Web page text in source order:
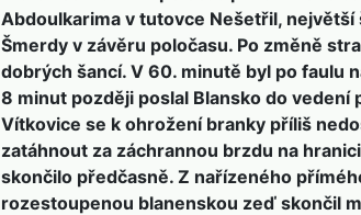
Abdoulkarima v tutovce Nešetřil, největší
Šmerdy v závěru poločasu. Po změně
dobrých šancí. V 60. minutě byl po faulu
8 minut později poslal Blansko do vedení
Vítkovice se k ohrožení branky příliš
zatáhnout za záchrannou brzdu na
skončilo předčasně. Z nařízeného
rozestoupenou blanenskou zeď skončil